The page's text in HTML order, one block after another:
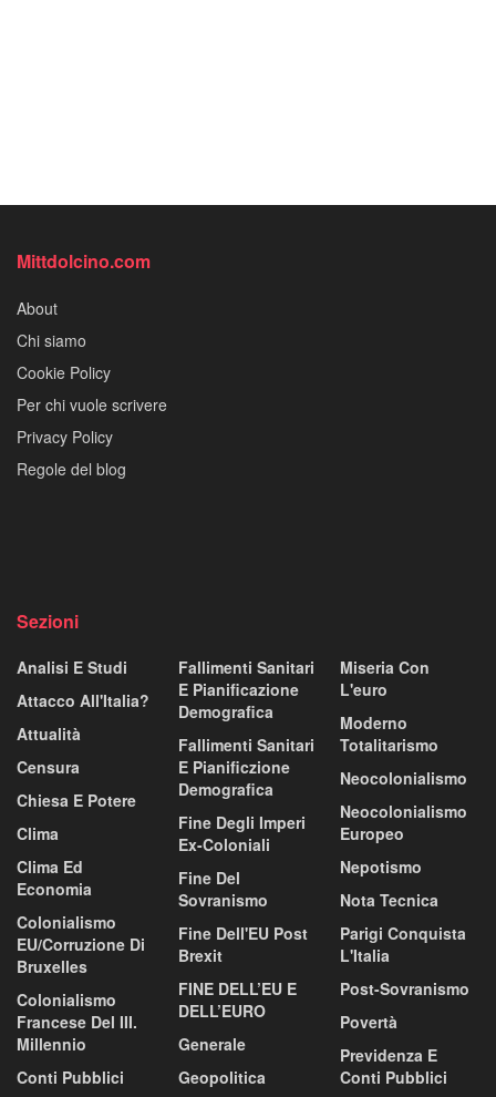
Mittdolcino.com
About
Chi siamo
Cookie Policy
Per chi vuole scrivere
Privacy Policy
Regole del blog
Sezioni
Analisi E Studi
Attacco All'Italia?
Attualità
Censura
Chiesa E Potere
Clima
Clima Ed
Economia
Colonialismo
EU/corruzione Di
Bruxelles
Colonialismo
Francese Del III.
Millennio
Conti Pubblici
Fallimenti Sanitari
E Pianificazione
Demografica
Fallimenti Sanitari
E Pianificzione
Demografica
Fine Degli Imperi
Ex-Coloniali
Fine Del
Sovranismo
Fine Dell'EU Post
Brexit
FINE DELL’EU E
DELL’EURO
Generale
Geopolitica
Miseria Con
L'euro
Moderno
Totalitarismo
Neocolonialismo
Neocolonialismo
Europeo
Nepotismo
Nota Tecnica
Parigi Conquista
L'Italia
Post-Sovranismo
Povertà
Previdenza E
Conti Pubblici